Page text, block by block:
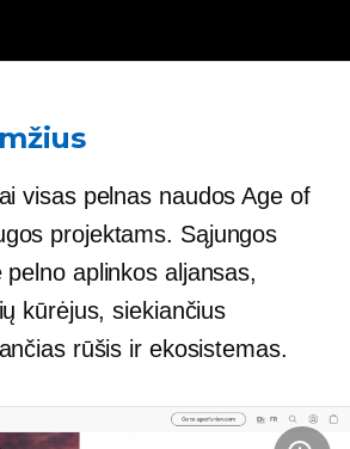
visas pelnas naudos Age of
projektams. Sąjungos
pelnoaplinkos aljansas,
kūrėjus, siekiančius
rūšis ir ekosistemas.